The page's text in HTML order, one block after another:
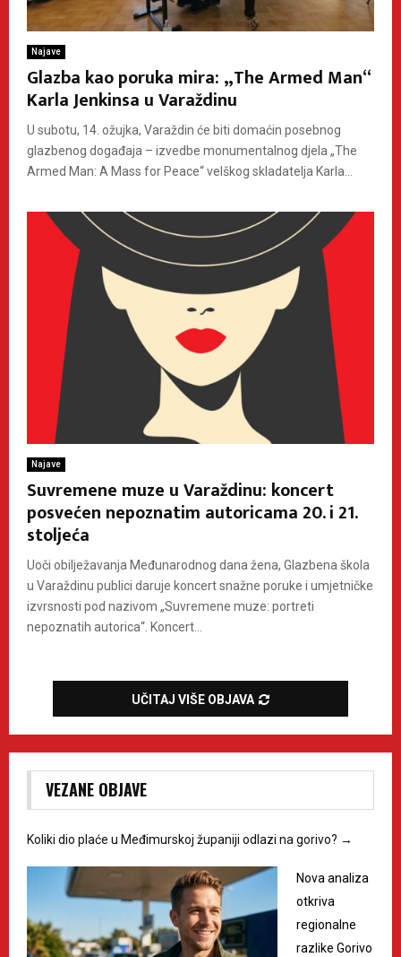
Najave
Glazba kao poruka mira: „The Armed Man“
Karla Jenkinsa u Varaždinu
U subotu, 14. ožujka, Varaždin će biti domaćin posebnog
glazbenog događaja – izvedbe monumentalnog djela „The
Armed Man: A Mass for Peace“ velškog skladatelja Karla...
Najave
Suvremene muze u Varaždinu: koncert
posvećen nepoznatim autoricama 20. i 21.
stoljeća
Uoči obilježavanja Međunarodnog dana žena, Glazbena škola
u Varaždinu publici daruje koncert snažne poruke i umjetničke
izvrsnosti pod nazivom „Suvremene muze: portreti
nepoznatih autorica“. Koncert...
UČITAJ VIŠE OBJAVA
VEZANE OBJAVE
Koliki dio plaće u Međimurskoj županiji odlazi na gorivo? →
Nova analiza
otkriva
regionalne
razlike Gorivo